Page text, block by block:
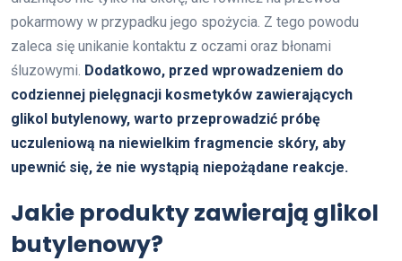
pokarmowy w przypadku jego spożycia. Z tego powodu
zaleca się unikanie kontaktu z oczami oraz błonami
śluzowymi. Dodatkowo, przed wprowadzeniem do
codziennej pielęgnacji kosmetyków zawierających
glikol butylenowy, warto przeprowadzić próbę
uczuleniową na niewielkim fragmencie skóry, aby
upewnić się, że nie wystąpią niepożądane reakcje.
Jakie produkty zawierają glikol
butylenowy?